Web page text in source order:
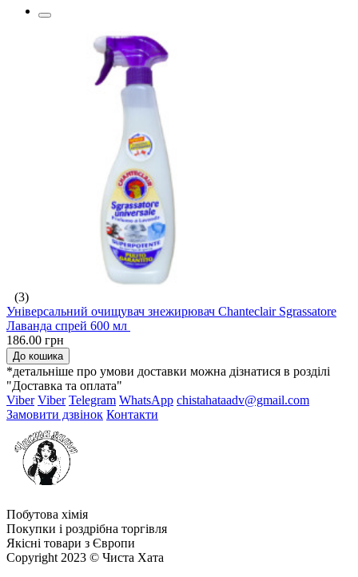
(3)
Універсальний очищувач знежирювач Chanteclair Sgrassatore
Лаванда спрей 600 мл
186.00 грн
До кошика
*детальніше про умови доставки можна дізнатися в розділі
"Доставка та оплата"
Viber Viber Telegram WhatsApp chistahataadv@gmail.com
Замовити дзвінок Контакти
Побутова хімія
Покупки і роздрібна торгівля
Якісні товари з Європи
Copyright 2023 © Чиста Хата